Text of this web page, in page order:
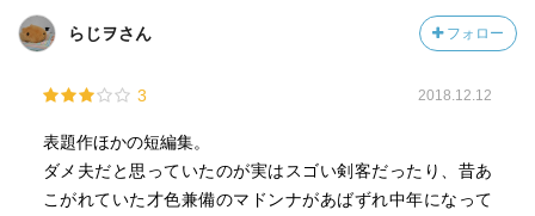
らじヲさん フォロー
3 2018.12.12
表題作ほかの短編集。
ダメ夫だと思っていたのが実はスゴい剣客だったり、昔あ
こがれていた才色兼備のマドンナがあばずれ中年になって